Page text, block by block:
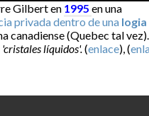
Gilbert en 1995 en una
privada dentro de una logia
canadiense (Quebec tal vez).
'cristales líquidos'.(enlace), (